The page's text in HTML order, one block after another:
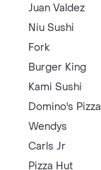
Juan Valdez
Niu Sushi
Fork
Burger King
Kami Sushi
Domino's Pizza
Wendys
Carls Jr
Pizza Hut